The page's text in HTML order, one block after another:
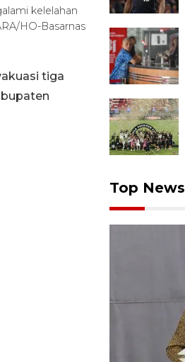
kelelahan
HO-Basarnas
tiga
Top News